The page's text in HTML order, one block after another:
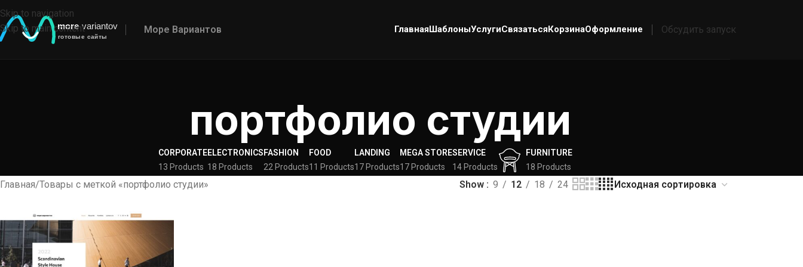
Skip to navigation
Skip to main content
Море Вариантов ГлавнаяШаблоныУслугиСвязатьсяКорзинаОформление Обсудить запуск
портфолио студии
CORPORATE
13 Products
ELECTRONICS
18 Products
FASHION
22 Products
FOOD
11 Products
LANDING
17 Products
MEGA STORE
17 Products
SERVICE
14 Products
FURNITURE
18 Products
Главная Товары с меткой «портфолио студии» Show 9 12 18 24